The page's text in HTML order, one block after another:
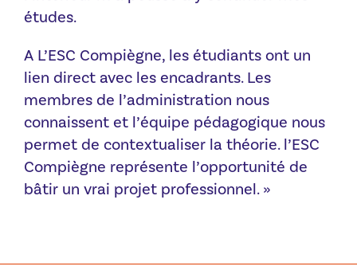
études.
A L’ESC Compiègne, les étudiants ont un
lien direct avec les encadrants. Les
membres de l’administration nous
connaissent et l’équipe pédagogique nous
permet de contextualiser la théorie. l’ESC
Compiègne représente l’opportunité de
bâtir un vrai projet professionnel. »